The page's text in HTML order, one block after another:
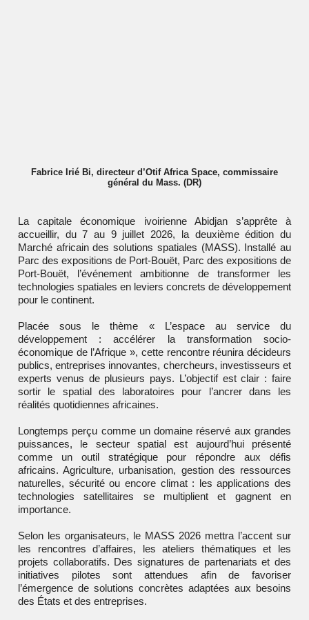
Fabrice Irié Bi, directeur d’Otif Africa Space, commissaire
général du Mass. (DR)
La capitale économique ivoirienne Abidjans’apprête à
accueillir, du 7 au 9 juillet 2026, la deuxième édition du
Marché africain des solutions spatiales (MASS). Installé au
Parc des expositions de Port-Bouët, Parc des expositions de
Port-Bouët, l’événement ambitionne de transformer les
technologies spatiales en leviers concrets de développement
pour le continent.
Placée sous le thème « L’espace au service du
développement : accélérer la transformation socio-
économique de l’Afrique », cette rencontre réunira décideurs
publics, entreprises innovantes, chercheurs, investisseurs et
experts venus de plusieurs pays. L’objectif est clair : faire
sortir le spatial des laboratoires pour l’ancrer dans les
réalités quotidiennes africaines.
Longtemps perçu comme un domaine réservé aux grandes
puissances, le secteur spatial est aujourd’hui présenté
comme un outil stratégique pour répondre aux défis
africains. Agriculture, urbanisation, gestion des ressources
naturelles, sécurité ou encore climat : les applications des
technologies satellitaires se multiplient et gagnent en
importance.
Selon les organisateurs, le MASS 2026 mettra l’accent sur
les rencontres d’affaires, les ateliers thématiques et les
projets collaboratifs. Des signatures de partenariats et des
initiatives pilotes sont attendues afin de favoriser
l’émergence de solutions concrètes adaptées aux besoins
des États et des entreprises.